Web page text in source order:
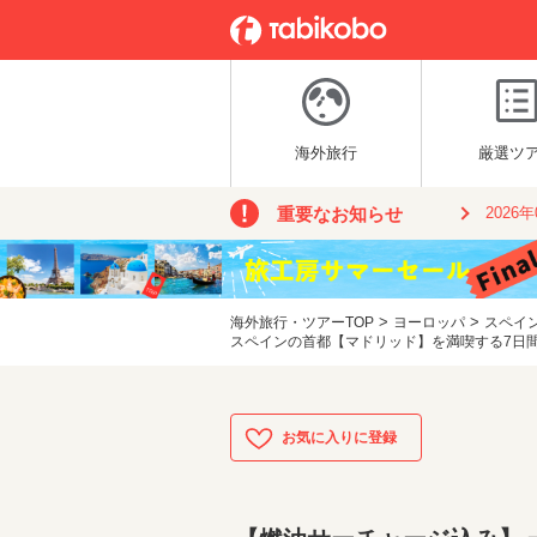
海外旅行 厳選ツ
重要なお知らせ 2026
海外旅行・ツアーTOP > ヨーロッパ > スペイ
スペインの首都【マドリッド】を満喫する7